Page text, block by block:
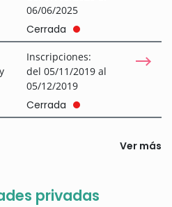
06/06/2025
Cerrada
Inscripciones:
del 05/11/2019 al
05/12/2019
Cerrada
Ver más
privadas